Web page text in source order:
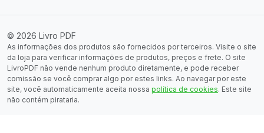
© 2026 Livro PDF
As informações dos produtos são fornecidos por terceiros. Visite o site
da loja para verificar informações de produtos, preços e frete. O site
LivroPDF não vende nenhum produto diretamente, e pode receber
comissão se você comprar algo por estes links. Ao navegar por este
site, você automaticamente aceita nossa política de cookies. Este site
não contém pirataria.